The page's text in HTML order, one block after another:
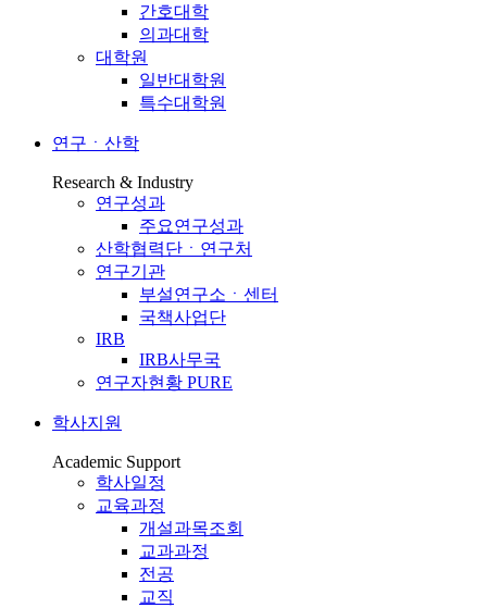
간호대학
의과대학
대학원
일반대학원
특수대학원
연구ㆍ산학
Research & Industry
연구성과
주요연구성과
산학협력단ㆍ연구처
연구기관
부설연구소ㆍ센터
국책사업단
IRB
IRB사무국
연구자현황 PURE
학사지원
Academic Support
학사일정
교육과정
개설과목조회
교과과정
전공
교직